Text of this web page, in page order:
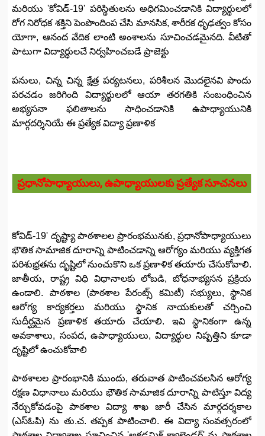
మరియు 'కోవిడ్-19' పరిస్థితులను అధిగమించడానికి విద్యార్థులలో
రోగ నిరోధక శక్తిని పెంపొందింప చేసి మానసిక, శారీరక ధృఢత్వం కోసం
యోగా, ఆనంద వేదిక లాంటి అంశాలను సూచించడమైనది. వీటితో
పాటుగా విద్యార్థులచే నిర్వహించబడే ప్రాజెక్టు
పనులు, చిన్న చిన్న క్షేత్ర పర్యటనలు, పరిశీలన మొదలైనవి పొందు
పరచడం జరిగింది విద్యార్థులలో ఆయా తరగతికి సంబంధించిన
అభ్యసనా ఫలితాలను సాధించడానికి ఉపాధ్యాయునికి
మార్గదర్శినియే ఈ ప్రత్యేక విద్యా ప్రణాళిక
ప్రధానోపాధ్యాయులు, ఉపాధ్యాయులకు ప్రత్యేక సూచనలు
కోవిడ్-19' దృష్ట్యా పాఠశాలల ప్రారంభమునకు, ప్రధానోపాధ్యాయులు
భౌతిక సామాజిక దూరాన్ని పాటించడాన్ని ఆరోగ్యం మరియు వ్యక్తిగత
పరిశుభ్రతను దృష్టిలో నుంచుకొని ఒక ప్రణాళిక తయారు చేసుకోవాలి.
జాతీయ, రాష్ట్ర విధి విధానాలకు లోబడి, బోధనాభ్యసన ప్రక్రియ
ఉండాలి. పాఠశాల (పాఠశాల పేరంట్స్ కమిటీ) సభ్యులు, స్థానిక
ఆరోగ్య కార్యకర్తలు మరియు స్థానిక నాయకులతో చర్చించి
సుదీర్ఘమైన ప్రణాళిక తయారు చేయాలి. ఇవి స్థానికంగా ఉన్న
అవకాశాలు, సంపద, ఉపాధ్యాయులు, విద్యార్థుల నిష్పత్తిని కూడా
దృష్టిలో ఉంచుకోవాలి
పాఠశాలల ప్రారంభానికి ముందు, తరువాత పాటించవలసిన ఆరోగ్య
రక్షణ విధానాలు మరియు భౌతిక సామాజిక దూరాన్ని పాటిస్తూ విద్య
నేర్చుకోవడంపై పాఠశాల విద్యా శాఖ జారీ చేసిన మార్గదర్శకాల
(ఎస్ఓపి) ను తు.చ. తప్పక పాటించాలి. ఈ విద్యా సంవత్సరంలో